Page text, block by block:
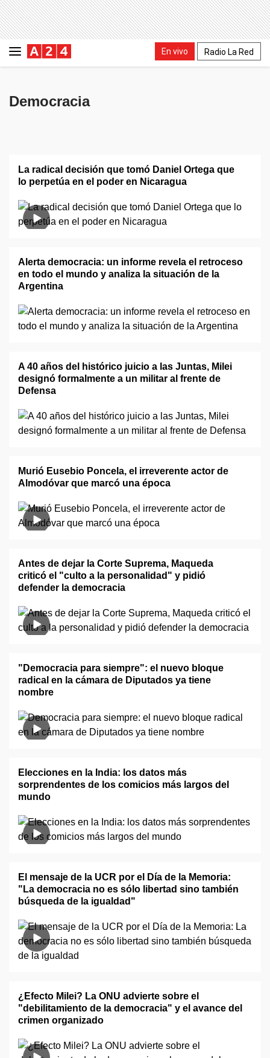
En vivo Radio La Red
Democracia
La radical decisión que tomó Daniel Ortega que
lo perpetúa en el poder en Nicaragua
Alerta democracia: un informe revela el retroceso
en todo el mundo y analiza la situación de la
Argentina
A 40 años del histórico juicio a las Juntas, Milei
designó formalmente a un militar al frente de
Defensa
Murió Eusebio Poncela, el irreverente actor de
Almodóvar que marcó una época
Antes de dejar la Corte Suprema, Maqueda
criticó el "culto a la personalidad" y pidió
defender la democracia
"Democracia para siempre": el nuevo bloque
radical en la cámara de Diputados ya tiene
nombre
Elecciones en la India: los datos más
sorprendentes de los comicios más largos del
mundo
El mensaje de la UCR por el Día de la Memoria:
"La democracia no es sólo libertad sino también
búsqueda de la igualdad"
¿Efecto Milei? La ONU advierte sobre el
"debilitamiento de la democracia" y el avance del
crimen organizado